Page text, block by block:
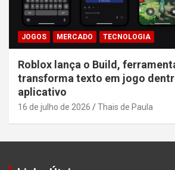
JOGOS MERCADO TECNOLOGIA
Roblox lança o Build,
transforma texto em jogo
aplicativo
16 de julho de 2026 Thais de Paula